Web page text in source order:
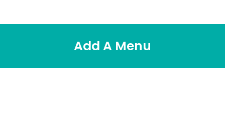
Add A Menu